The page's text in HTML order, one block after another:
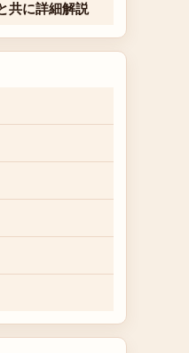
共に詳細解説